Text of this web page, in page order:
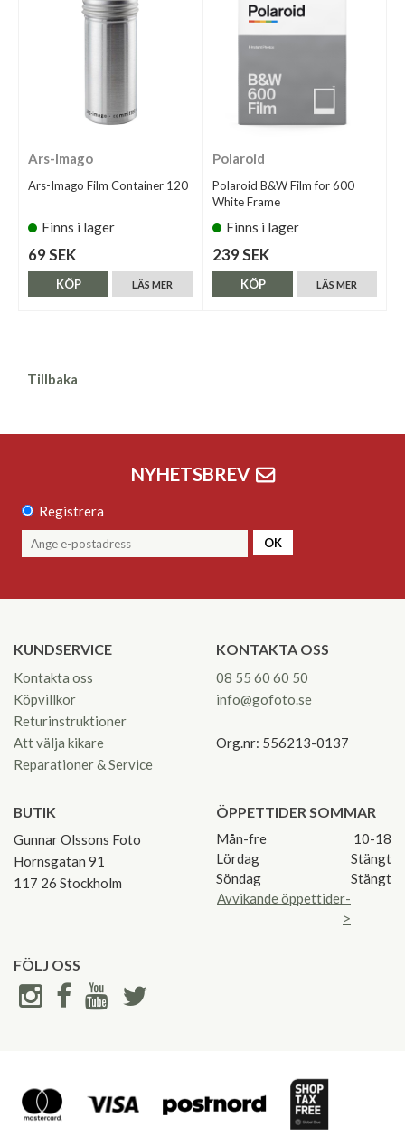
Ars-Imago
Ars-Imago Film Container 120
Finns i lager
69 SEK
LÄS MER
KÖP
Polaroid
Polaroid B&W Film for 600
White Frame
Finns i lager
239 SEK
LÄS MER
KÖP
Tillbaka
NYHETSBREV
Registrera
OK
KUNDSERVICE
Kontakta oss
Köpvillkor
Returinstruktioner
Att välja kikare
Reparationer & Service
KONTAKTA OSS
08 55 60 60 50
info@gofoto.se
Org.nr: 556213-0137
BUTIK
Gunnar Olssons Foto
Hornsgatan 91
117 26 Stockholm
ÖPPETTIDER SOMMAR
Mån-fre
10-18
Lördag
Stängt
Söndag
Stängt
Avvikande öppettider-
>
FÖLJ OSS